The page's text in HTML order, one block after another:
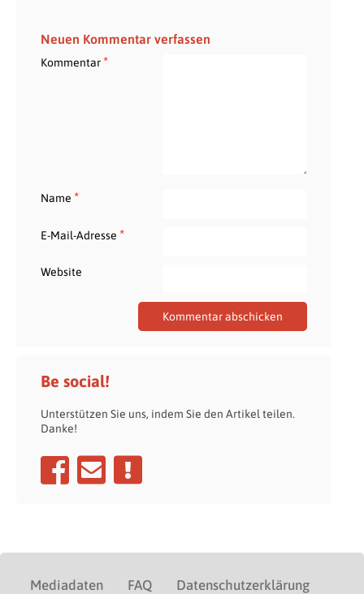
Neuen Kommentar verfassen
Kommentar*
Name *
E-Mail-Adresse *
Website
Be social!
Unterstützen Sie uns, indem Sie den Artikel teilen.
Danke!
Mediadaten FAQ Datenschutzerklärung